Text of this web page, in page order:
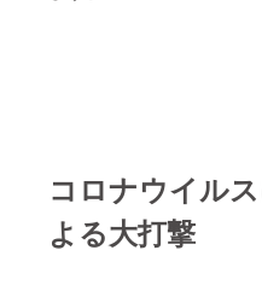
コロナウイル
よる大打撃